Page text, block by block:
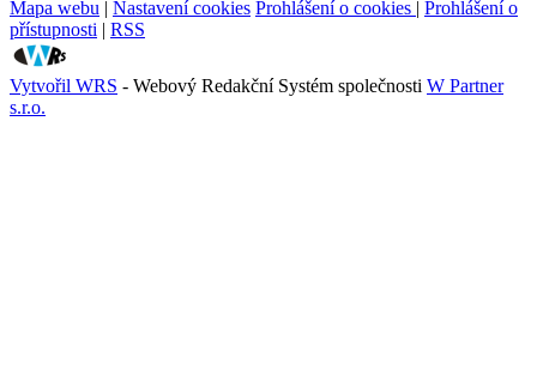
Mapa webu | Nastavení cookies Prohlášení o cookies | Prohlášení o
přístupnosti | RSS
Vytvořil WRS - Webový Redakční Systém společnosti W Partner
s.r.o.